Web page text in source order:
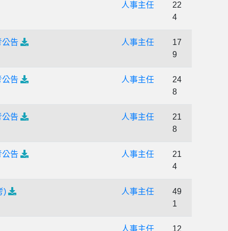
人事主任
22
4
告 人事主任
17
9
告 人事主任
24
8
告 人事主任
21
8
告 人事主任
21
4
) 人事主任
49
1
人事主任 12